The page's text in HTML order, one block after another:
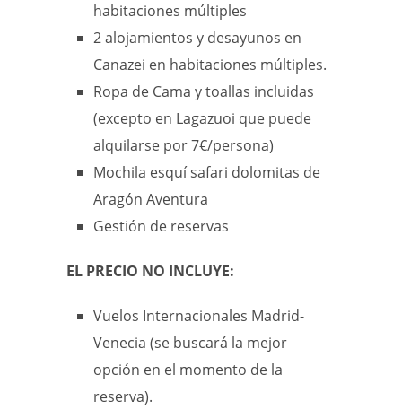
habitaciones múltiples
2 alojamientos y desayunos en
Canazei en habitaciones múltiples.
Ropa de Cama y toallas incluidas
(excepto en Lagazuoi que puede
alquilarse por 7€/persona)
Mochila esquí safari dolomitas de
Aragón Aventura
Gestión de reservas
EL PRECIO NO INCLUYE:
Vuelos Internacionales Madrid-
Venecia (se buscará la mejor
opción en el momento de la
reserva).